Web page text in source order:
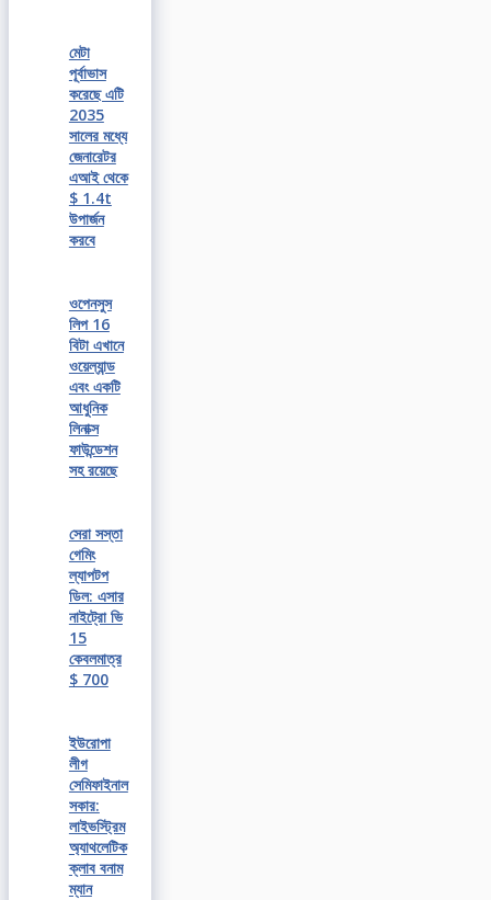
মেটা
পূর্বাভাস
করেছে এটি
2035
সালের মধ্যে
জেনারেটর
এআই থেকে
$ 1.4t
উপার্জন
করবে
ওপেনসুস
লিপ 16
বিটা এখানে
ওয়েল্যান্ড
এবং একটি
আধুনিক
লিনাক্স
ফাউন্ডেশন
সহ রয়েছে
সেরা সস্তা
গেমিং
ল্যাপটপ
ডিল: এসার
নাইট্রো ভি
15
কেবলমাত্র
$ 700
ইউরোপা
লীগ
সেমিফাইনাল
সকার:
লাইভস্ট্রিম
অ্যাথলেটিক
ক্লাব বনাম
ম্যান